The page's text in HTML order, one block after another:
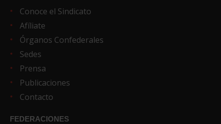
Conoce el Sindicato
Afíliate
Órganos Confederales
Sedes
Prensa
Publicaciones
Contacto
FEDERACIONES